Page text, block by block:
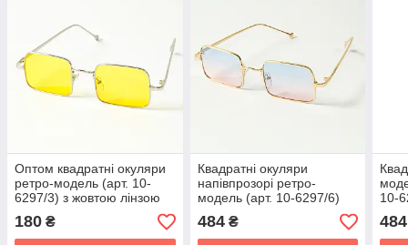
Оптом квадратні окуляри
ретро-модель (арт. 10-
6297/3) з жовтою лінзою
180 ₴
Квадратні окуляри
напівпрозорі ретро-
модель (арт. 10-6297/6)
блакитно-рожеві
484₴
10-
484